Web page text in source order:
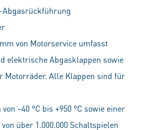
von Motorservice umfasst
elektrische Abgasklappen sowie
Motorräder. Alle Klappen sind für
–40 °C bis +950 °C sowie einer
über 1.000.000 Schaltspielen